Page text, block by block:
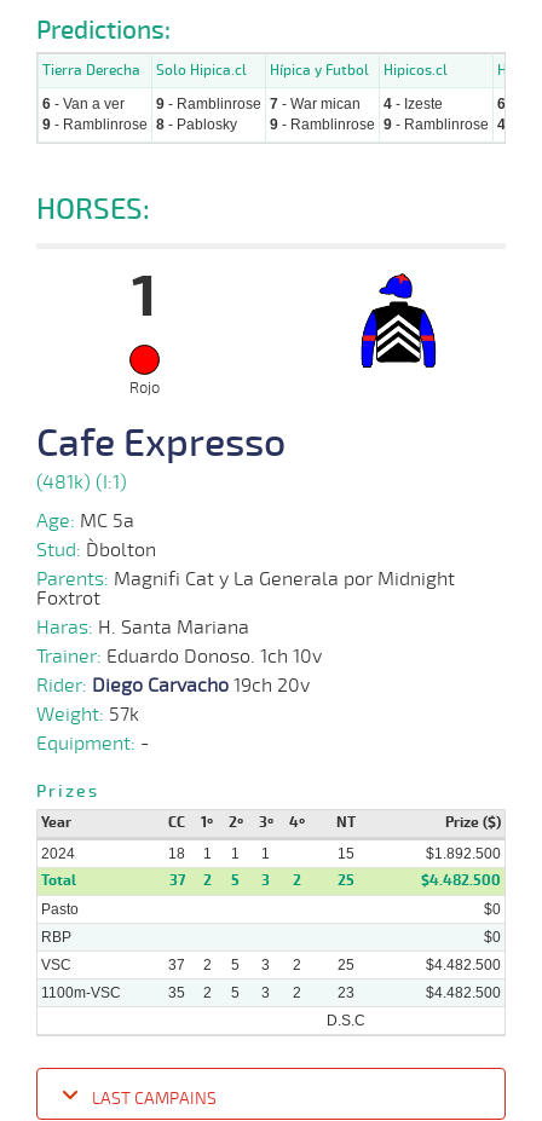
Predictions:
Tierra Derecha Solo Hipica.cl Hípica y Futbol Hipicos.cl
6 - Van a ver
9 - Ramblinrose
9 - Ramblinrose
8 - Pablosky
7 - War mican
9 - Ramblinrose
4 - Izeste
9 - Ramblinrose
6
4
HORSES:
1
Rojo
Cafe Expresso
(481k) (I:1)
Age: MC 5a
Stud: D`bolton
Parents: Magnifi Cat y La Generala por Midnight
Foxtrot
Haras: H. Santa Mariana
Trainer: Eduardo Donoso. 1ch 10v
Rider: Diego Carvacho 19ch 20v
Weight: 57k
Equipment: -
Prizes
Year CC 1º 2º 3º 4º NT Prize ($)
2024 18 1 1 1 15 $1.892.500
Total 37 2 5 3 2 25 $4.482.500
Pasto
$0
RBP
$0
VSC
37 2 5 3 2 25
$4.482.500
1100m-VSC
35 2 5 3 2 23
$4.482.500
D.S.C
LAST CAMPAINS